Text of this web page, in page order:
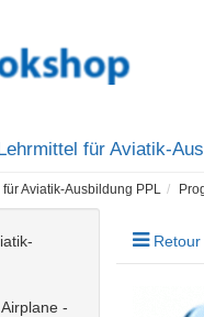
für Aviatik-
für Aviatik-Ausbildung PPL
-